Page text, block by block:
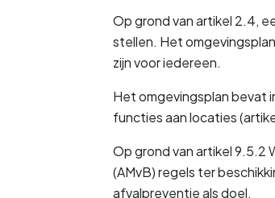
Op grond van artikel 2.4,
stellen. Het
zijn voor iedereen.
Het omgevingsplan bevat
functies aan locaties
Op grond van artikel 9.5.2
(AMvB) regels ter
afvalpreventie als doel.